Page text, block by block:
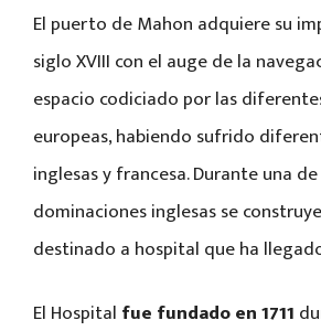
El puerto de Mahon adquiere su
siglo XVIII con el auge de la
espacio codiciado por las
europeas, habiendo sufrido
inglesas y francesa. Durante una
dominaciones inglesas se
destinado a hospital que ha
El Hospital fue fundado en 1711